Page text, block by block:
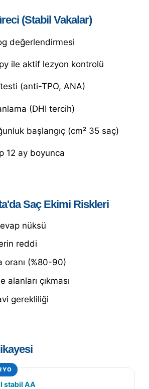
(Stabil Vakalar)
değerlendirmesi
ile aktif lezyon kontrolü
testi (anti-TPO, ANA)
(DHI tercih)
başlangıç (cm² 35 saç)
12 ay boyunca
Saç Ekimi Riskleri
nüksü
reddi
oranı (%80-90)
alanları çıkması
gerekliliği
stabil AA